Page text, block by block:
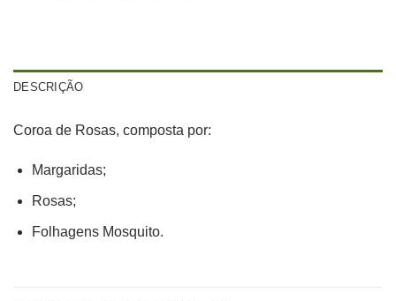
DESCRIÇÃO
Coroa de Rosas, composta por:
Margaridas;
Rosas;
Folhagens Mosquito.